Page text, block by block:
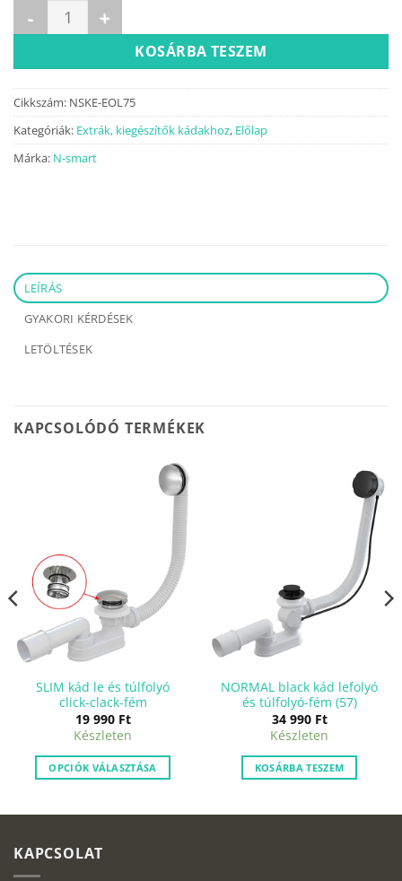
N-smart egyenes kád oldallap 75 mennyiség
KOSÁRBA TESZEM
Cikkszám: NSKE-EOL75
Kategóriák: Extrák, kiegészítők kádakhoz, Előlap
Márka: N-smart
LEÍRÁS
GYAKORI KÉRDÉSEK
LETÖLTÉSEK
KAPCSOLÓDÓ TERMÉKEK
SLIM kád le és túlfolyó
click-clack-fém
19 990 Ft
Készleten
OPCIÓK VÁLASZTÁSA
NORMAL black kád lefolyó
és túlfolyó-fém (57)
34 990 Ft
Készleten
KOSÁRBA TESZEM
KAPCSOLAT